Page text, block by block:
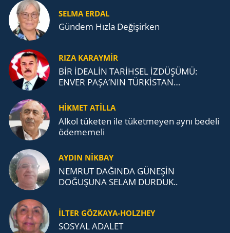
SELMA ERDAL
Gündem Hızla Değişirken
RIZA KARAYMIR
BİR İDEALİN TARİHSEL İZDÜŞÜMÜ:
ENVER PAŞA’NIN TÜRKİSTAN
TEŞKİLATI’NA UZANAN MİRASI
HİKMET ATİLLA
Alkol tü­ke­ten ile tü­ket­me­yen aynı be­de­li
öde­me­me­li
AYDIN NİKBAY
NEMRUT DAĞINDA GÜNEŞİN
DOĞUŞUNA SELAM DURDUK..
İLTER GÖZKAYA-HOLZHEY
SOSYAL ADALET